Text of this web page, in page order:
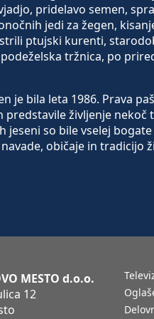
pridelavo semen,
jedi za žegen,
ptujski kurenti,
tržnica, po
je bila leta 1986. Prava
predstavile življenje
jeseni so bile vselej
običaje in tradicijo
MESTO d.o.o.
12